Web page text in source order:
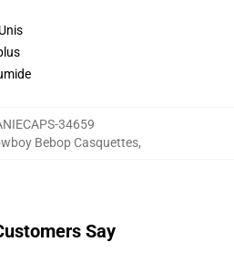
34659
Bebop Casquettes,
Say